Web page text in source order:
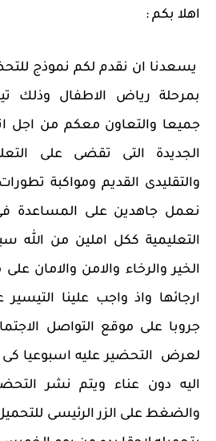
اهلا بكم :
يسعدنا ان نقدم لكم نموذج
بمرحلة رياض الاطفال وذلك
جميعا والتعاون معكم من اجل
الجديدة التى تقضى على
والتقليدى القديم ومواكبة
نعمل جاهدين على المساعدة فى
التعليمية ككل املين من الله
الخير والرخاء والامن والامان
ارجائها واذ واجب علينا
جروبا على موقع التواصل
لعرض التحضير عليه اسبوعيا
اليه دون عناء ويتم نشر
والضغط على الزر الرئيسى